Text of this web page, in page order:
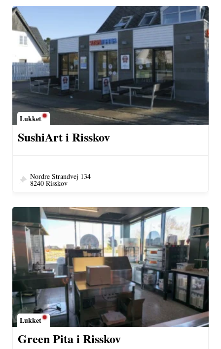
Lukket
SushiArt i Risskov
Nordre Strandvej 134
8240 Risskov
Lukket
Green Pita i Risskov